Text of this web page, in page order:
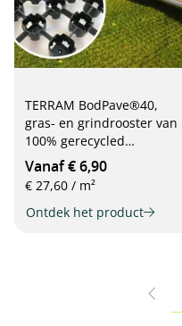
TERRAM BodPave®40,
gras- en grindrooster van
100% gerecycled
kunststof, 50 x 50 x 4 cm,
zwart
Vanaf € 6,90
€ 27,60 / m²
Ontdek het product